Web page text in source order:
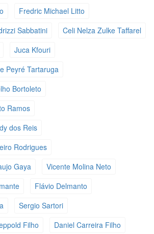
Fredric Michael Litto
Sabbatini
Celi Nelza Zulke Taffarel
Juca Kfouri
Peyré Tartaruga
Bortoleto
Ramos
dos Reis
Rodrigues
Gaya
Vicente Molina Neto
Flávio Delmanto
Sergio Sartori
Filho
Daniel Carreira Filho